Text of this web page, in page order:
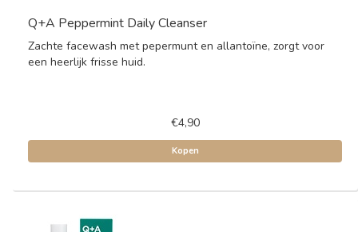
Q+A Peppermint Daily Cleanser
Zachte facewash met pepermunt en allantoïne, zorgt voor
een heerlijk frisse huid.
€4,90
Kopen